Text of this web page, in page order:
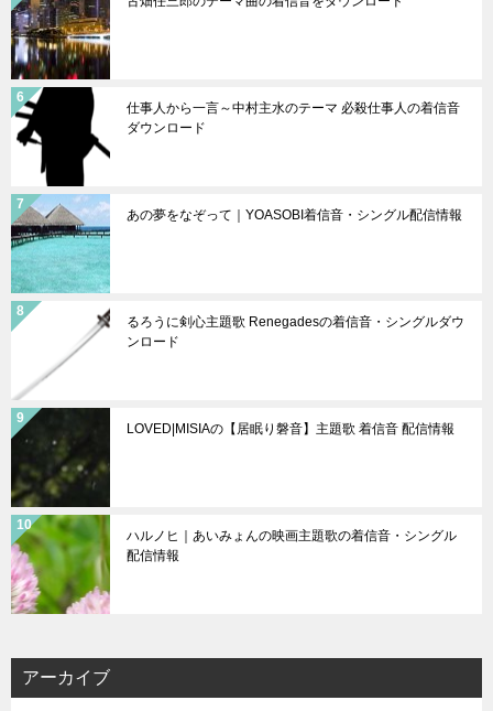
仕事人から一言～中村主水のテーマ 必殺仕事人の着信音
ダウンロード
あの夢をなぞって｜YOASOBI着信音・シングル配信情報
るろうに剣心主題歌 Renegadesの着信音・シングルダウ
ンロード
LOVED|MISIAの【居眠り磐音】主題歌 着信音 配信情報
ハルノヒ｜あいみょんの映画主題歌の着信音・シングル
配信情報
アーカイブ